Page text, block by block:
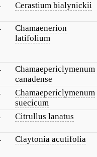
Cerastium bialynickii
Chamaenerion
latifolium
Chamaepericlymenum
canadense
Chamaepericlymenum
suecicum
Citrullus lanatus
Claytonia acutifolia